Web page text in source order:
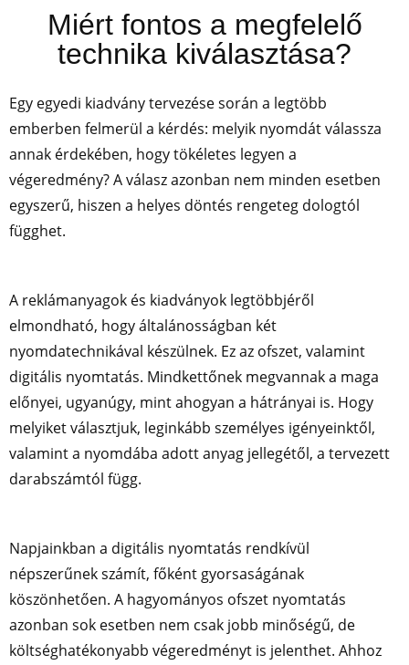
Miért fontos a megfelelő
technika kiválasztása?
Egy egyedi kiadvány tervezése során a legtöbb
emberben felmerül a kérdés: melyik nyomdát válassza
annak érdekében, hogy tökéletes legyen a
végeredmény? A válasz azonban nem minden esetben
egyszerű, hiszen a helyes döntés rengeteg dologtól
függhet.
A reklámanyagok és kiadványok legtöbbjéről
elmondható, hogy általánosságban két
nyomdatechnikával készülnek. Ez az ofszet, valamint
digitális nyomtatás. Mindkettőnek megvannak a maga
előnyei, ugyanúgy, mint ahogyan a hátrányai is. Hogy
melyiket választjuk, leginkább személyes igényeinktől,
valamint a nyomdába adott anyag jellegétől, a tervezett
darabszámtól függ.
Napjainkban a digitális nyomtatás rendkívül
népszerűnek számít, főként gyorsaságának
köszönhetően. A hagyományos ofszet nyomtatás
azonban sok esetben nem csak jobb minőségű, de
költséghatékonyabb végeredményt is jelenthet. Ahhoz